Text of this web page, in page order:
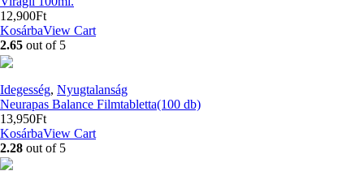
12,900Ft
KosárbaView Cart
2.65 out of 5
Idegesség, Nyugtalanság
Neurapas Balance Filmtabletta(100 db)
13,950Ft
KosárbaView Cart
2.28 out of 5